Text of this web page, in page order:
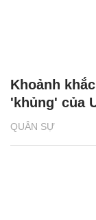
QUÂN SỰ
Khoảnh
'khủng' của